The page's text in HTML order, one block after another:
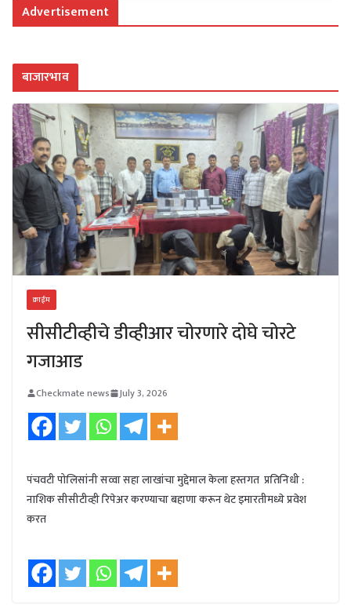
Advertisement
बाजारभाव
क्राईम
सीसीटीव्हीचे डीव्हीआर चोरणारे दोघे चोरटे
गजाआड
Checkmate news July 3, 2026
पंचवटी पोलिसांनी सव्वा सहा लाखांचा मुद्देमाल केला हस्तगत प्रतिनिधी :
नाशिक सीसीटीव्ही रिपेअर करण्याचा बहाणा करून थेट इमारतीमध्ये प्रवेश
करत